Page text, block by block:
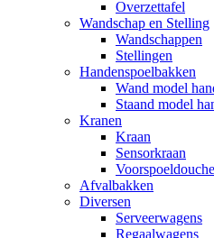
Overzettafel
Wandschap en Stelling
Wandschappen
Stellingen
Handenspoelbakken
Wand model
Staand model
Kranen
Kraan
Sensorkraan
Voorspoeldouche
Afvalbakken
Diversen
Serveerwagens
Regaalwagens